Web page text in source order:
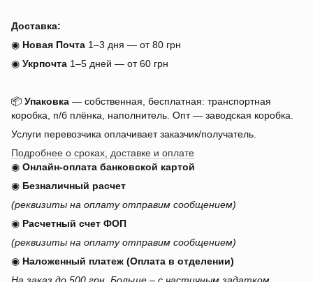
Доставка:
◉ Новая Почта 1–3 дня — от 80 грн
◉ Укрпочта 1–5 дней — от 60 грн
📦 Упаковка — собственная, бесплатная: транспортная
коробка, п/б плёнка, наполнитель. Опт — заводская коробка.
Услуги перевозчика оплачивает заказчик/получатель.
Подробнее о сроках, доставке и оплате
◉ Онлайн-оплата банковской картой
◉ Безналичный расчет
(реквизиты на оплату отправим сообщением)
◉ Расчетный счет ФОП
(реквизиты на оплату отправим сообщением)
◉ Наложенный платеж (Оплата в отделении)